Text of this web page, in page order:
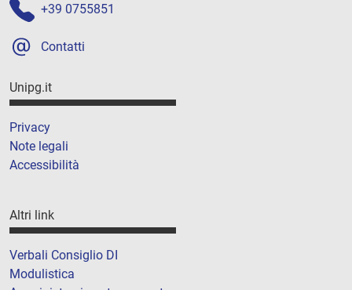
+39 0755851
Contatti
Unipg.it
Privacy
Note legali
Accessibilità
Altri link
Verbali Consiglio DI
Modulistica